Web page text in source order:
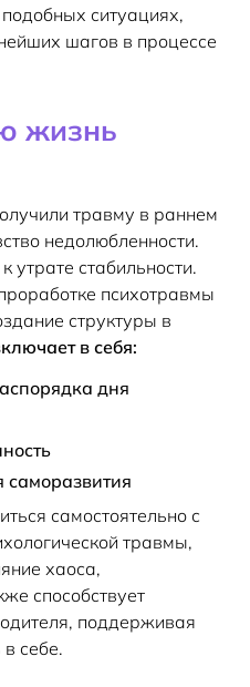
ситуациях,
шагов в процессе
жизнь
травму в раннем
недолюбленности.
утрате стабильности.
психотравмы
структуры в
в себя:
дня
самостоятельно с
травмы,
хаоса,
способствует
поддерживая
в себе.